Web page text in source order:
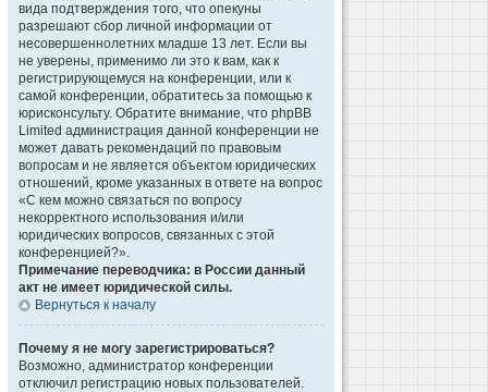
вида подтверждения того, что опекуны
разрешают сбор личной информации от
несовершеннолетних младше 13 лет. Если вы
не уверены, применимо ли это к вам, как к
регистрирующемуся на конференции, или к
самой конференции, обратитесь за помощью к
юрисконсульту. Обратите внимание, что phpBB
Limited администрация данной конференции не
может давать рекомендаций по правовым
вопросам и не является объектом юридических
отношений, кроме указанных в ответе на вопрос
«С кем можно связаться по вопросу
некорректного использования и/или
юридических вопросов, связанных с этой
конференцией?».
Примечание переводчика: в России данный
акт не имеет юридической силы.
Вернуться к началу
Почему я не могу зарегистрироваться?
Возможно, администратор конференции
отключил регистрацию новых пользователей.